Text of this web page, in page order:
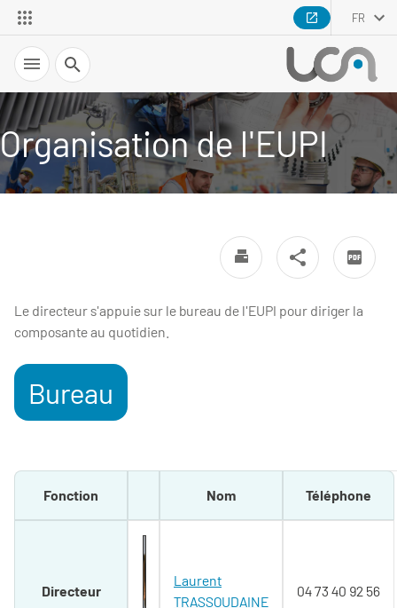
FR
Recherche
Organisation de l'EUPI
Le directeur s'appuie sur le bureau de l'EUPI pour diriger la
composante au quotidien.
Bureau
Fonction Nom Téléphone
Directeur
Laurent
TRASSOUDAINE
04 73 40 92 56